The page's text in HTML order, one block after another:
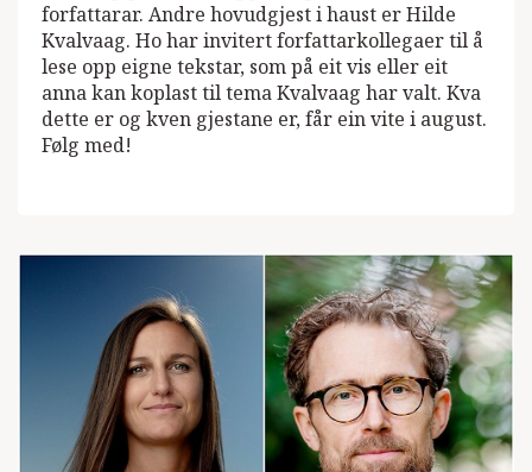
forfattarar. Andre hovudgjest i haust er Hilde
Kvalvaag. Ho har invitert forfattarkollegaer til å
lese opp eigne tekstar, som på eit vis eller eit
anna kan koplast til tema Kvalvaag har valt. Kva
dette er og kven gjestane er, får ein vite i august.
Følg med!